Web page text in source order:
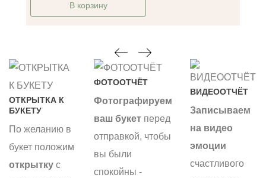
В корзину
ОТКРЫТКА К
БУКЕТУ
По желанию в
букет положим
открытку с
ФОТООТЧЁТ
Фотографируем
ваш букет перед
отправкой, чтобы
вы были
спокойны -
ВИДЕООТЧЁТ
Записываем
на видео
эмоции
счастливого